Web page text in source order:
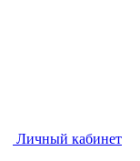
Личный кабинет